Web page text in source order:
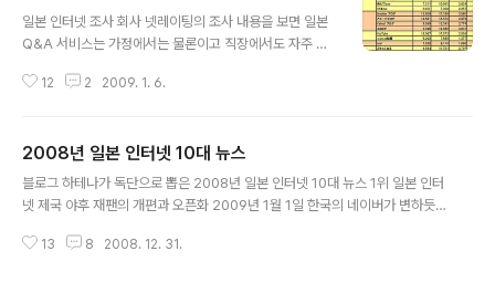
일본 인터넷 조사 회사 넷레이팅의 조사 내용을 보면 일본
Q&A 서비스는 가정에서는 물론이고 직장에서도 자주 이
일 발표한 2008년 11월 인터넷 이용 동향 조사 결과에 따
치며 마이너스 이미지가 강한 일본 최대의 게시판 사이트
2ch을 직장에서 많이 이용하고 있다는 의외의 발표가 나
왔다. 야후 지혜주머니(Yahoo! 知恵袋) 1,688만 명, 가
만 명으로 2007년 2월 조사 당시 야후 재팬 477만 명, g
12 2 2009. 1. 6.
2008년 일본 인터넷 10대 뉴스
블로그 하테나가 독단으로 뽑은 2008년 일본 인터넷 10대 뉴스 1위 일본 인터
넷 제국 야후 재팬의 개편과 오픈화 2009년 1월 1일 한국의 네이버가 변하듯
하였다. 이후 외부 사이트에 자사 플랫폼을 제공하는 오픈화, 유저의 참여와 공
13 8 2008. 12. 31.